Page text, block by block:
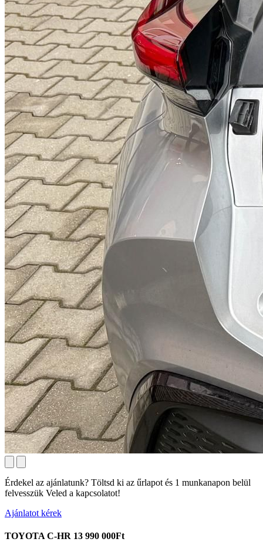
Érdekel az ajánlatunk? Töltsd ki az űrlapot és 1 munkanapon belül
felvesszük Veled a kapcsolatot!
Ajánlatot kérek
TOYOTA C-HR 13 990 000Ft